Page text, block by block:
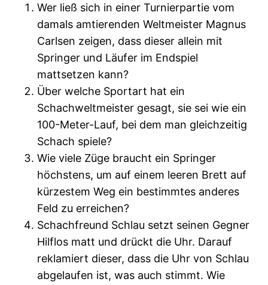
Wer ließ sich in einer Turnierpartie vom
damals amtierenden Weltmeister Magnus
Carlsen zeigen, dass dieser allein mit
Springer und Läufer im Endspiel
mattsetzen kann?
Über welche Sportart hat ein
Schachweltmeister gesagt, sie sei wie ein
100-Meter-Lauf, bei dem man gleichzeitig
Schach spiele?
Wie viele Züge braucht ein Springer
höchstens, um auf einem leeren Brett auf
kürzestem Weg ein bestimmtes anderes
Feld zu erreichen?
Schachfreund Schlau setzt seinen Gegner
Hilflos matt und drückt die Uhr. Darauf
reklamiert dieser, dass die Uhr von Schlau
abgelaufen ist, was auch stimmt. Wie